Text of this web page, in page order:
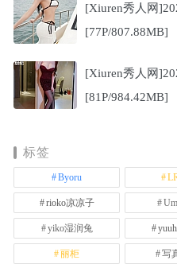
[Xiuren秀人网
[77P/807.88MB]
[Xiuren秀人网
[81P/984.42MB]
标签
Byoru
rioko凉凉子
yiko湿润兔
丽柜 写